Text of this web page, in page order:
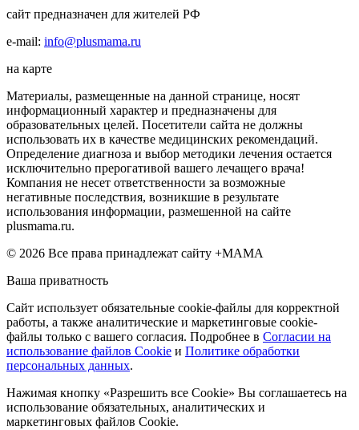
сайт предназначен для жителей РФ
e-mail: info@plusmama.ru
на карте
Материалы, размещенные на данной странице, носят
информационный характер и предназначены для
образовательных целей. Посетители сайта не должны
использовать их в качестве медицинских рекомендаций.
Определение диагноза и выбор методики лечения остается
исключительно прерогативой вашего лечащего врача!
Компания не несет ответственности за возможные
негативные последствия, возникшие в результате
использования информации, размешенной на сайте
plusmama.ru.
© 2026 Все права принадлежат сайту +МАМА
Ваша приватность
Сайт использует обязательные cookie-файлы для корректной
работы, а также аналитические и маркетинговые cookie-
файлы только с вашего согласия. Подробнее в Согласии на
использование файлов Cookie и Политике обработки
персональных данных.
Нажимая кнопку «Разрешить все Cookie» Вы соглашаетесь на
использование обязательных, аналитических и
маркетинговых файлов Cookie.